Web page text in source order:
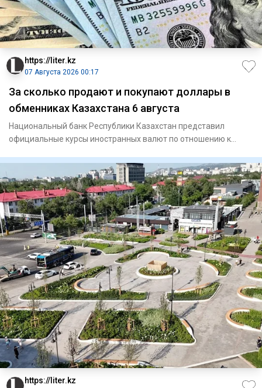
https://liter.kz
07 Августа 2026 00:17
За сколько продают и покупают доллары в
обменниках Казахстана 6 августа
Национальный банк Республики Казахстан представил
официальные курсы иностранных валют по отношению к
https://liter.kz